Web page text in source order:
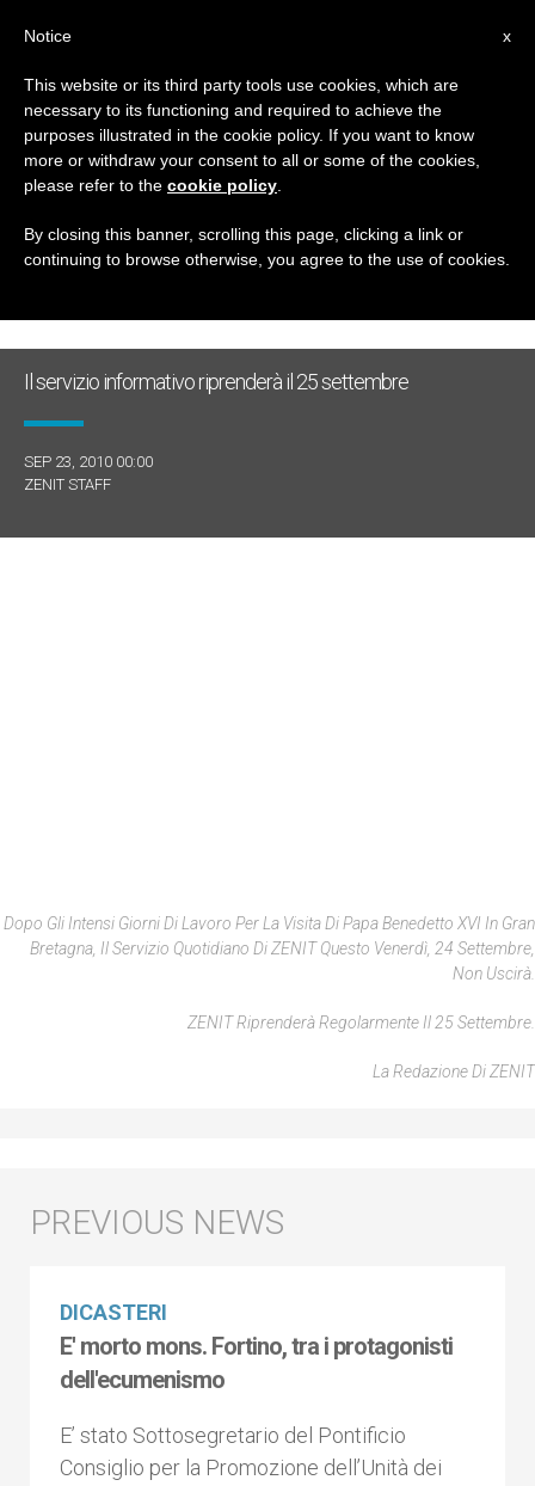
GIORNO
Settembre 23rd, 2010
ULTIME NOTIZIE
Il servizio informativo riprenderà il 25 settembre
SEP 23, 2010 00:00
ZENIT STAFF
Dopo Gli Intensi Giorni Di Lavoro Per La Visita Di Papa Benedetto XVI In Gran
Bretagna, Il Servizio Quotidiano Di ZENIT Questo Venerdì, 24 Settembre,
Non Uscirà.
ZENIT Riprenderà Regolarmente Il 25 Settembre.
La Redazione Di ZENIT
DICASTERI
E' morto mons. Fortino, tra i protagonisti
dell'ecumenismo
E’ stato Sottosegretario del Pontificio
Consiglio per la Promozione dell’Unità dei
x
Notice
This website or its third party tools use cookies, which are
necessary to its functioning and required to achieve the
purposes illustrated in the cookie policy. If you want to know
more or withdraw your consent to all or some of the cookies,
please refer to the cookie policy
By closing this banner, scrolling this page, clicking a link or
continuing to browse otherwise, you agree to the use of cookies.